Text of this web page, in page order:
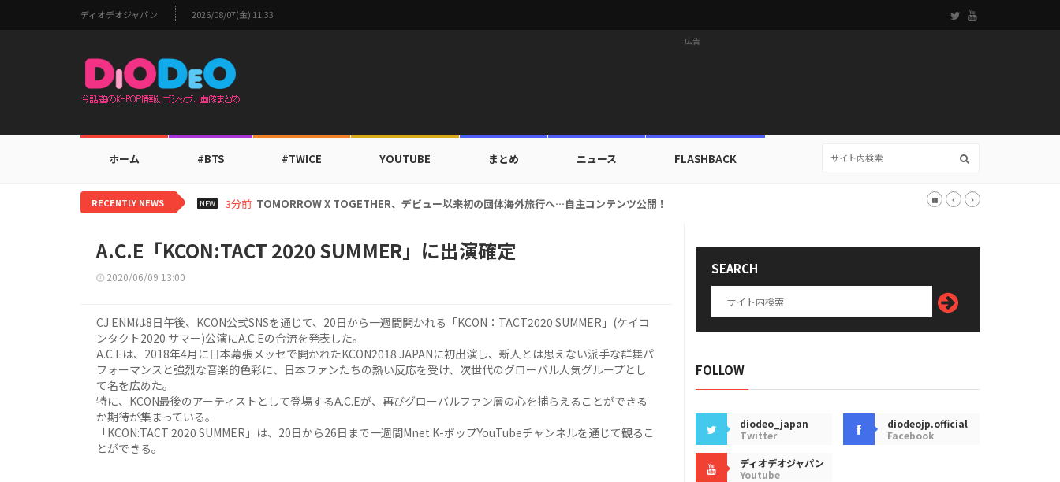
ディオデオジャパン 2026/08/07(金) 11:33
広告
ホーム #BTS #TWICE YOUTUBE まとめ ニュース FLASHBACK
RECENTLY NEWS NEW 3分前 TOMORROW X TOGETHER、デビュー以来初の団体海外旅行へ…自主コンテンツ公開！
A.C.E「KCON:TACT 2020 SUMMER」に出演確定
2020/06/09 13:00
CJ ENMは8日午後、KCON公式SNSを通じて、20日から一週間開かれる「KCON：TACT2020 SUMMER」(ケイコ
ンタクト2020 サマー)公演にA.C.Eの合流を発表した。
A.C.Eは、2018年4月に日本幕張メッセで開かれたKCON2018 JAPANに初出演し、新人とは思えない派手な群舞パ
フォーマンスと強烈な音楽的色彩に、日本ファンたちの熱い反応を受け、次世代のグローバル人気グループとし
て名を広めた。
特に、KCON最後のアーティストとして登場するA.C.Eが、再びグローバルファン層の心を捕らえることができる
か期待が集まっている。
「KCON:TACT 2020 SUMMER」は、20日から26日まで一週間Mnet K-ポップYouTubeチャンネルを通じて観るこ
とができる。
SEARCH
FOLLOW
diodeo_japan
Twitter
diodeojp.official
Facebook
ディオデオジャパン
Youtube